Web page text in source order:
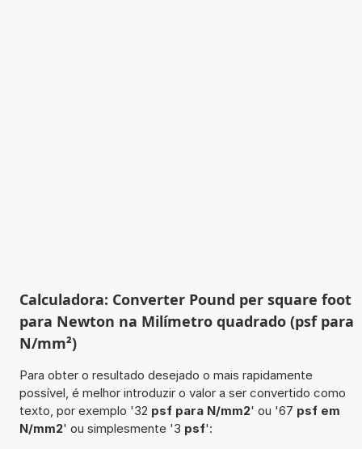
Calculadora: Converter Pound per square foot
para Newton na Milímetro quadrado (psf para
N/mm²)
Para obter o resultado desejado o mais rapidamente
possível, é melhor introduzir o valor a ser convertido como
texto, por exemplo '32 psf para N/mm2' ou '67 psf em
N/mm2' ou simplesmente '3 psf':